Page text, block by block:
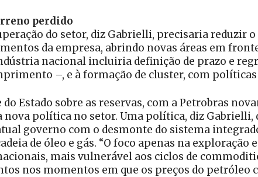
perdido
do setor, diz Gabrielli, precisaria reduzir
da empresa, abrindo novas áreas em
nacional incluiria definição de prazo e
–, e à formação de cluster, com
Estado sobre as reservas, com a Petrobras
política no setor. Uma política, diz
governo com o desmonte do sistema
de óleo e gás. “O foco apenas na
mais vulnerável aos ciclos de
nos momentos em que os preços do petróleo